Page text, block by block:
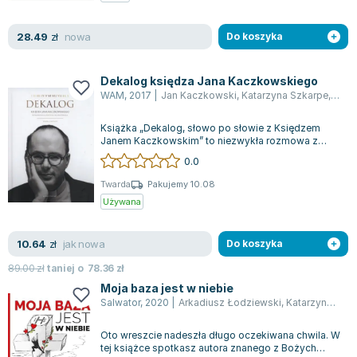
Agata Passent
Maciej Orłoś
Jo Nesbo
Katarzyna Miller
Antoine de Saint Exupery
Lew Tołstoj
Mark Twain
Marcin Meller
ks. Piotr Pawlukiewicz
Jarosław Sokołowski
Piotr Latocha
Michael Scott
Piotr Semka
Jarosław Iwaszkiewicz
28.49 zł nowa Do koszyka
Dekalog księdza Jana Kaczkowskiego
WAM, 2017 Jan Kaczkowski, Katarzyna Szkarpe,
Książka „Dekalog, słowo po słowie z Księdzem
Janem Kaczkowskim” to niezwykła rozmowa z
człowiekiem, który swoją postawą oraz codzi...
0.0
Twarda
Pakujemy 10.08
Używana
10.64 zł jak nowa
89.00złtaniej o 78.36 zł
Do koszyka
Moja baza jest w niebie
Salwator, 2020 Arkadiusz Łodziewski, Katarzyna Szkarpe
Oto wreszcie nadeszła długo oczekiwana chwila. W
tej książce spotkasz autora znanego z Bożych